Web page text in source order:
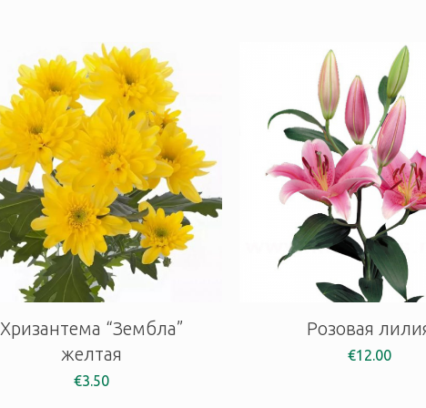
Хризантема “Зембла”
желтая
€3.50
Розовая
€12.00